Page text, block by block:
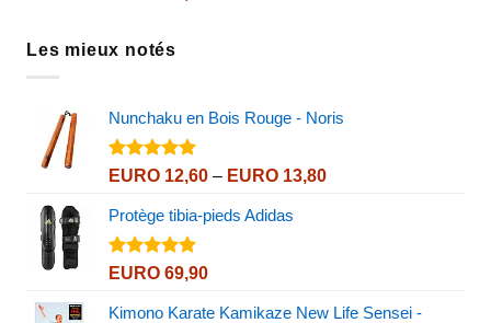
Les mieux notés
Nunchaku en Bois Rouge - Noris
Note5.00
EURO12,60 – EURO13,80Price
Protège tibia-pieds Adidas
Note5.00
EURO69,90
Kimono Karate Kamikaze New Life Sensei -